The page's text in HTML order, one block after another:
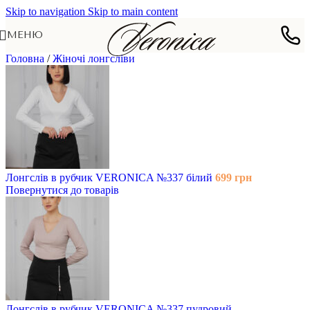
Skip to navigation Skip to main content
МЕНЮ
Головна / Жіночі лонгсліви
Лонгслів в рубчик VERONICA №337 білий 699 грн
Повернутися до товарів